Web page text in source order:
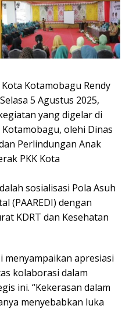
Kotamobagu Rendy
5 Agustus 2025,
yang digelar di
olehi Dinas
Perlindungan Anak
PKK Kota
sosialisasi Pola Asuh
(PAAREDI) dengan
KDRT dan Kesehatan
menyampaikan apresiasi
kolaborasi dalam
ini. “Kekerasan dalam
menyebabkan luka